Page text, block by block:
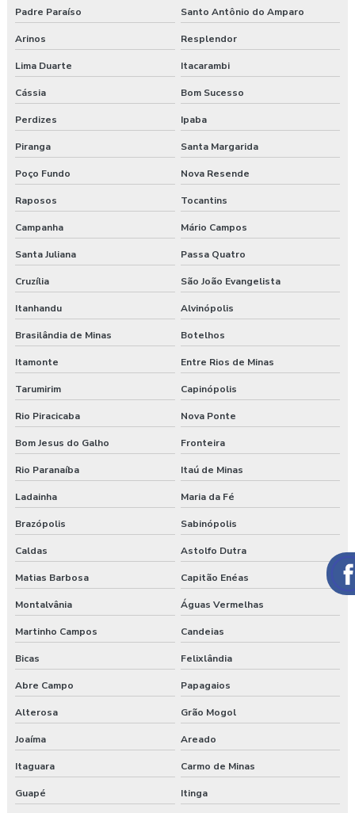
Padre Paraíso Santo Antônio do Amparo
Arinos Resplendor
Lima Duarte Itacarambi
Cássia Bom Sucesso
Perdizes Ipaba
Piranga Santa Margarida
Poço Fundo Nova Resende
Raposos Tocantins
Campanha Mário Campos
Santa Juliana Passa Quatro
Cruzília São João Evangelista
Itanhandu Alvinópolis
Brasilândia de Minas Botelhos
Itamonte Entre Rios de Minas
Tarumirim Capinópolis
Rio Piracicaba Nova Ponte
Bom Jesus do Galho Fronteira
Rio Paranaíba Itaú de Minas
Ladainha Maria da Fé
Brazópolis Sabinópolis
Caldas Astolfo Dutra
Matias Barbosa Capitão Enéas
Montalvânia Águas Vermelhas
Martinho Campos Candeias
Bicas Felixlândia
Abre Campo Papagaios
Alterosa Grão Mogol
Joaíma Areado
Itaguara Carmo de Minas
Guapé Itinga